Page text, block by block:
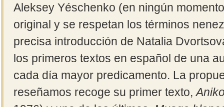
Aleksey Yéschenko (en ningún
original y se respetan los términos
precisa introducción de Natalia
los primeros textos en español de una
cada día mayor predicamento. La
reseñamos recoge su primer texto,